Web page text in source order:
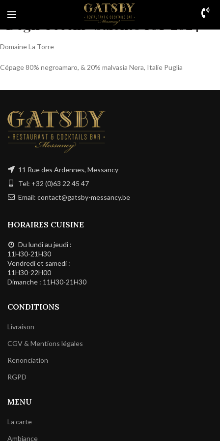
“Degli Uccelli” Salento IGP 2024
Domaine La Torre
Cépage 80% negroamaro, & 20% malvasia Nera, Italie Puglia
11 Rue des Ardennes, Messancy
Tel: +32 (0)63 22 45 47
Email: contact@gatsby-messancy.be
HORAIRES CUISINE
Du lundi au jeudi :
11H30-21H30
Vendredi et samedi :
11H30-22H00
Dimanche : 11H30-21H30
CONDITIONS
Livraison
CGV & Mentions légales
Renonciation
RGPD
MENU
La carte
Ambiance